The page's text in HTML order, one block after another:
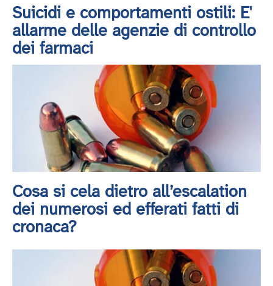
Suicidi e comportamenti ostili: E'
allarme delle agenzie di controllo
dei farmaci
Cosa si cela dietro all’escalation
dei numerosi ed efferati fatti di
cronaca?